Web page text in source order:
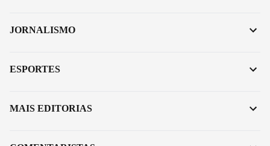
JORNALISMO
ESPORTES
MAIS EDITORIAS